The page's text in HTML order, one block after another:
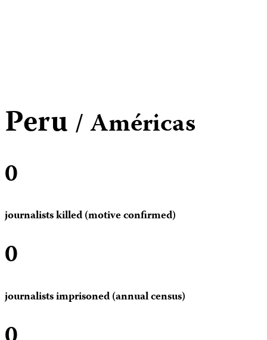
Peru/ Américas
0
journalists killed (motive confirmed)
0
journalists imprisoned (annual census)